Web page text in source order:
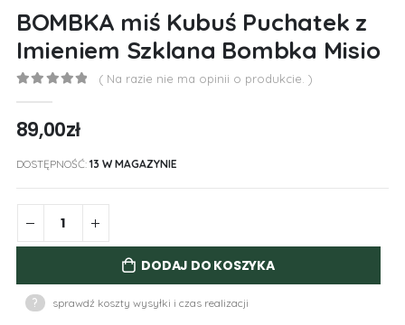
BOMBKA miś Kubuś Puchatek z
Imieniem Szklana Bombka Misio
( Na razie nie ma opinii o produkcie. )
89,00zł
DOSTĘPNOŚĆ: 13 W MAGAZYNIE
DODAJ DO KOSZYKA
? sprawdź koszty wysyłki i czas realizacji